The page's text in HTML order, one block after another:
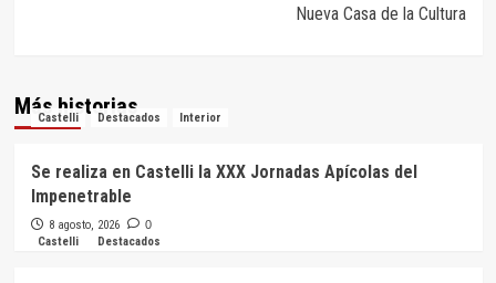
Nueva Casa de la Cultura
Más historias
Castelli Destacados Interior
Se realiza en Castelli la XXX Jornadas Apícolas del
Impenetrable
8 agosto, 2026 0
Castelli Destacados